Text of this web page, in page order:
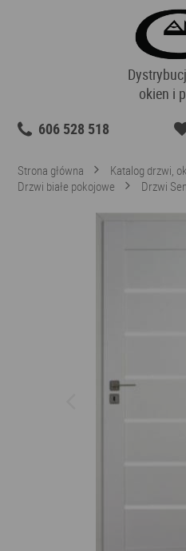
okien i
606 528 518
Strona główna
Katalog drzwi,
Drzwi białe pokojowe
Drzwi